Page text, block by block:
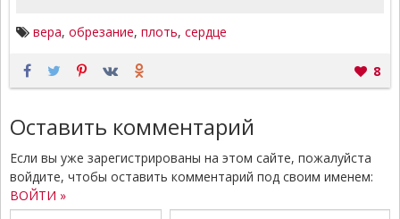
вера, обрезание, плоть, сердце
8
Оставить комментарий
Если вы уже зарегистрированы на этом сайте, пожалуйста
войдите, чтобы оставить комментарий под своим именем:
ВОЙТИ »